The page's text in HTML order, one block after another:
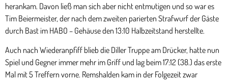
herankam. Davon ließ man sich aber nicht entmutigen und so war es
Tim Beiermeister, der nach dem zweiten parierten Strafwurf der Gäste
durch Bast im HABO – Gehäuse den 13:10 Halbzeitstand herstellte.
Auch nach Wiederanpfiff blieb die Diller Truppe am Drücker, hatte nun
Spiel und Gegner immer mehr im Griff und lag beim 17:12 (38.) das erste
Mal mit 5 Treffern vorne. Remshalden kam in der Folgezeit zwar